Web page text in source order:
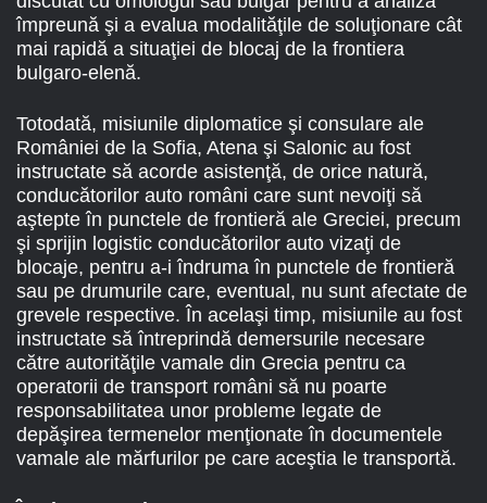
împreună şi a evalua modalităţile de soluţionare cât
mai rapidă a situaţiei de blocaj de la frontiera
bulgaro-elenă.
Totodată, misiunile diplomatice şi consulare ale
României de la Sofia, Atena şi Salonic au fost
instructate să acorde asistenţă, de orice natură,
conducătorilor auto români care sunt nevoiţi să
aştepte în punctele de frontieră ale Greciei, precum
şi sprijin logistic conducătorilor auto vizaţi de
blocaje, pentru a-i îndruma în punctele de frontieră
sau pe drumurile care, eventual, nu sunt afectate de
grevele respective. În acelaşi timp, misiunile au fost
instructate să întreprindă demersurile necesare
către autorităţile vamale din Grecia pentru ca
operatorii de transport români să nu poarte
responsabilitatea unor probleme legate de
depăşirea termenelor menţionate în documentele
vamale ale mărfurilor pe care aceştia le transportă.